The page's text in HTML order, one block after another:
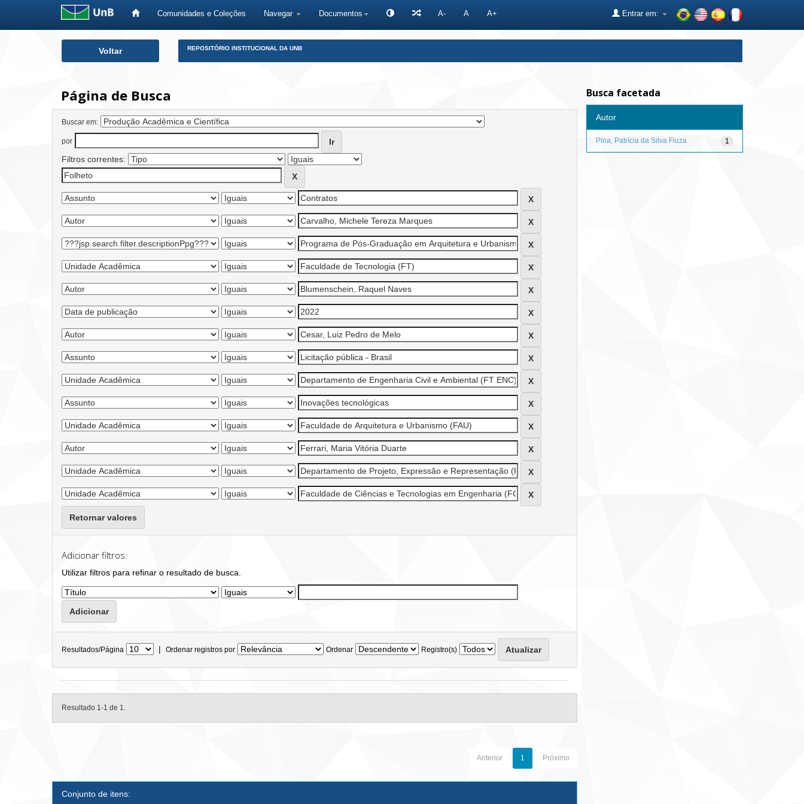
Comunidades e Coleções Navegar Documentos A- A A+ Entrar em:
Voltar REPOSITÓRIO INSTITUCIONAL DA UNB
Página de Busca
Buscar em:
por
Filtros correntes:
Retornar valores
Adicionar filtros:
Utilizar filtros para refinar o resultado de busca.
Resultados/Página | Ordenar registros por Ordenar Registro(s)
Resultado 1-1 de 1.
Anterior 1 Próximo
Conjunto de itens:
Busca facetada
Autor
1
Pina, Patrícia da Silva Fiuza